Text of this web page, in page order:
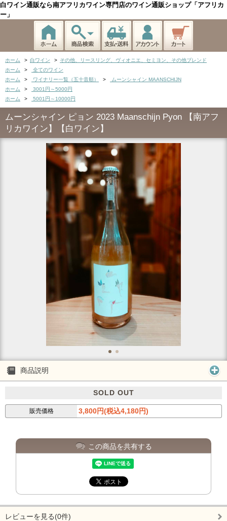
白ワイン通販なら南アフリカワイン専門店のワイン通販ショップ「アフリカ
ー」
ホーム > 白ワイン > その他、リースリング、ヴィオニエ、セミヨン、その他ブレンド
ホーム
>
全てのワイン
ホーム
> ワイナリー一覧（五十音順） >
ムーンシャイン MAANSCHIJN
ホーム
>
3001円～5000円
ホーム
> 5001円～10000円
ムーンシャイン ピョン 2023 Maanschijn Pyon 【南アフ
リカワイン】【白ワイン】
商品説明
SOLD OUT
販売価格 3,800円(税込4,180円)
この商品を共有する
レビューを見る(0件)